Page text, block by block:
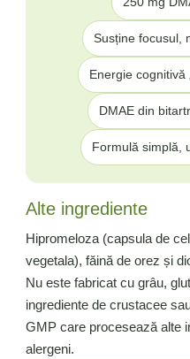
Susține focusul,
Energie cognitivă
DMAE din
Formulă simplă,
Alte ingrediente
Hipromeloza (capsula de
vegetala), făină de orez și
Nu este fabricat cu grâu,
ingrediente de crustacee
GMP care procesează alte
alergeni.